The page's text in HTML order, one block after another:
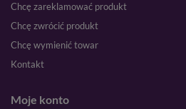
Chcę zareklamować produkt
Chcę zwrócić produkt
Chcę wymienić towar
Kontakt
Moje konto